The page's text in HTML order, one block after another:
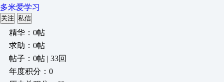
多米爱学习
关注 私信
精华：0帖
求助：0帖
帖子：0帖 | 33回
年度积分：0